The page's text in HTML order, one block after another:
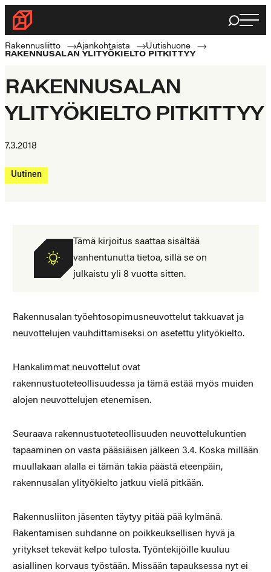
Siirry
suoraan
sisältöön
Rakennusliitto
Rakennusalan
ammattilaisten
Haku
Rakennusliitto Ajankohtaista
Uutishuone
RAKENNUSALAN YLITYÖKIELTO PITKITTYY
RAKENNUSALAN
YLITYÖKIELTO PITKITTYY
7.3.2018
Uutinen
Tämä kirjoitus saattaa sisältää
vanhentunutta tietoa, sillä se on
julkaistu yli 8 vuotta sitten.
Rakennusalan työehtosopimusneuvottelut takkuavat ja
neuvottelujen vauhdittamiseksi on asetettu ylityökielto.
Hankalimmat neuvottelut ovat
rakennustuoteteollisuudessa ja tämä estää myös muiden
alojen neuvottelujen etenemisen.
Seuraava rakennustuoteteollisuuden neuvottelukuntien
tapaaminen on vasta pääsiäisen jälkeen 3.4. Koska millään
muullakaan alalla ei tämän takia päästä eteenpäin,
rakennusalan ylityökielto jatkuu vielä pitkään.
Rakennusliiton jäsenten täytyy pitää pää kylmänä.
Rakentamisen suhdanne on poikkeuksellisen hyvä ja
yritykset tekevät kelpo tulosta. Työntekijöille kuuluu
asiallinen korvaus työstään. Missään tapauksessa nyt ei